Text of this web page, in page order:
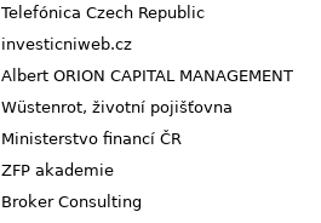
Telefónica Czech Republic
investicniweb.cz
Albert ORION CAPITAL MANAGEMENT
Wüstenrot, životní pojišťovna
Ministerstvo financí ČR
ZFP akademie
Broker Consulting